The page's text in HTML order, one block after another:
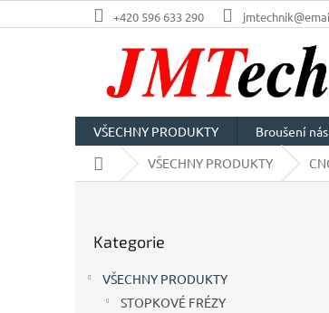
na
+420 596 633 290
VŠECHNY PRODUKTY Broušení
Domů VŠECHNY PRODUKTY
kategorie
Kategorie
VŠECHNY PRODUKTY
STOPKOVÉ FRÉZY